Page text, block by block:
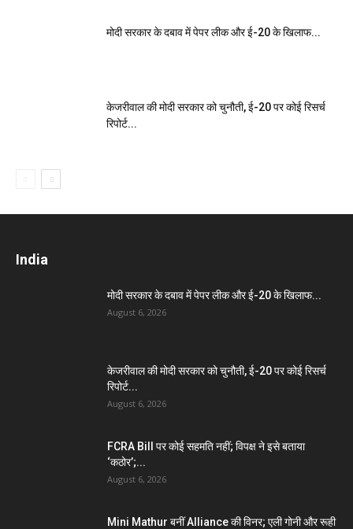
मोदी सरकार के दबाव में पेपर लीक और ई-20 के खिलाफ...
केजरीवाल की मोदी सरकार को चुनौती, ई-20 पर कोई रिसर्च
रिपोर्ट...
India
मोदी सरकार के दबाव में पेपर लीक और ई-20 के खिलाफ...
August 6, 2026
केजरीवाल की मोदी सरकार को चुनौती, ई-20 पर कोई रिसर्च
रिपोर्ट...
August 6, 2026
FCRA Bill पर कोई सहमति नहीं; विपक्ष ने इसे बताया
‘कठोर’;...
August 6, 2026
Mini Mathur बनीं Alliance की विनर; एली गोनी और रूही